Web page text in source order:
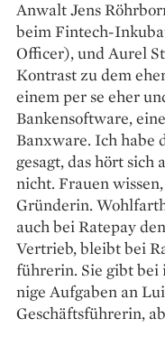
Anwalt Jens
beim Fintech-­
Officer), und Aurel
Kontrast zu dem
einem per se eher
Bankensoftware,
Banx­ware. Ich habe
gesagt, das hört sich
nicht. Frauen
Gründerin.
auch bei Ratepay
Vertrieb, bleibt bei
führerin. Sie gibt
nige Aufgaben an
Geschäftsführerin,